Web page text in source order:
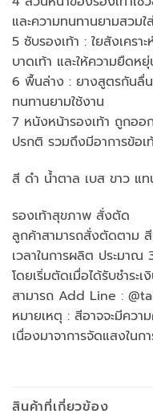
และความทนทานยามสวมใ
5 ซับรองเท้า : ใยสังเคร
บาดเท้า และให้ความยืดห
6 พื้นล่าง : ยางสูตรกันลื่น
ทนทานยามใช้งาน
7 หนังหน้ารองเท้า ถูกออ
ปรกติ รวมถึงมีอาการข้อเ
สี ดำ น้ำตาล เบส ขาว แ
รองเท้าสุขภาพ สั่งตัด
ลูกค้าสามารถสั่งตัดตาม สี
เวลาในการผลิต ประมาณ
โดยเริ่มตัดเมื่อได้รับชำระเ
สามารถ Add Line :
หมายเหตุ : สีอาจจะมีควา
เนื่องมาจาการจัดแสงในก
สินค้าที่เกี่ยวข้อง